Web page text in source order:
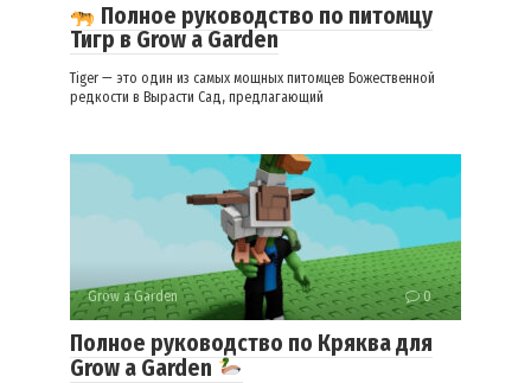
Полное руководство по питомцу
Тигр в Grow a Garden
Tiger — это один из самых мощных питомцев Божественной
редкости в Вырасти Сад, предлагающий
Grow a Garden 0
Полное руководство по Кряква для
Grow a Garden